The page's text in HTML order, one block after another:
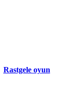
Rastgele oyun